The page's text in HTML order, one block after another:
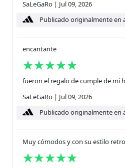
SaLeGaRo | Jul 09, 2026
Publicado originalmente en
encantante
fueron el regalo de cumple de mi
SaLeGaRo | Jul 09, 2026
Publicado originalmente en
Muy cómodos y con su estilo